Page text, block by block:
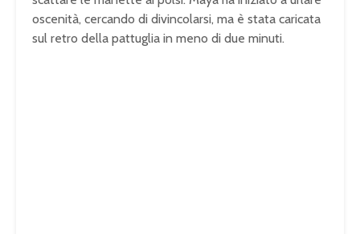
oscenità, cercando di divincolarsi, ma è stata caricata
sul retro della pattuglia in meno di due minuti.